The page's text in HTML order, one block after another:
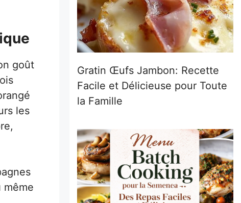
goût
les
même
Gratin Œufs Jambon: Recette
Facile et Délicieuse pour Toute
la Famille